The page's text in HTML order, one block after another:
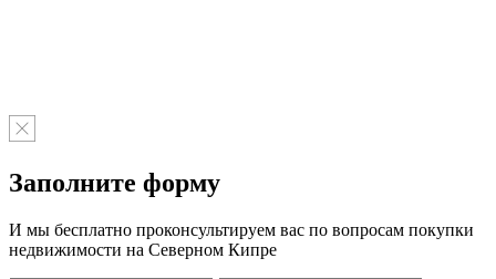
Заполните форму
И мы бесплатно проконсультируем вас по вопросам покупки
недвижимости на Северном Кипре